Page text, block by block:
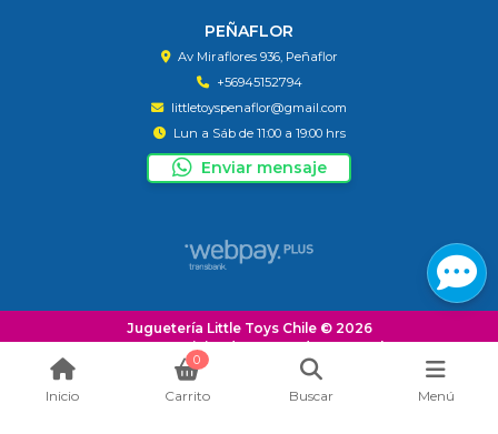
PEÑAFLOR
Av Miraflores 936, Peñaflor
+56945152794
littletoyspenaflor@gmail.com
Lun a Sáb de 11:00 a 19:00 hrs
Enviar mensaje
Juguetería Little Toys Chile © 2026
¿Te gusta mi tienda? Yo vendo conBsale
Inicio
0
Carrito Buscar Menú